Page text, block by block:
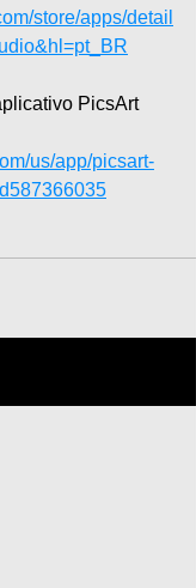
store/apps/detail
PicsArt
us/app/picsart-